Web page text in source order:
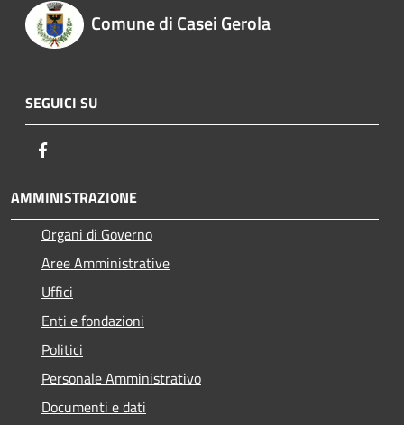
Comune di Casei Gerola
SEGUICI SU
AMMINISTRAZIONE
Organi di Governo
Aree Amministrative
Uffici
Enti e fondazioni
Politici
Personale Amministrativo
Documenti e dati